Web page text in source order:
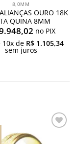
8,0MM
OURO 18K
QUINA 8MM
no PIX
10x de R$ 1.105,34
sem juros